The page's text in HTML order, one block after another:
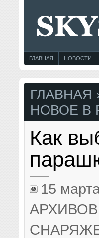
ГЛАВНАЯ НОВОСТИ
ГЛАВНАЯ
НОВОЕ В
Как
15
АРХИВОВ